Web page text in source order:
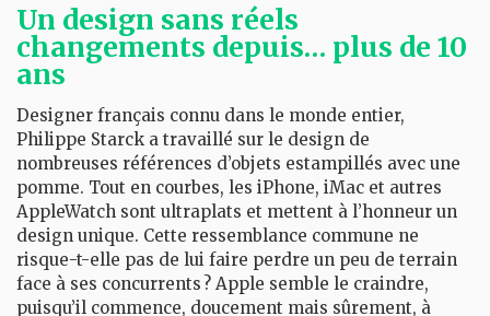
Un design sans réels
changements depuis… plus de 10
ans
Designer français connu dans le monde entier,
Philippe Starck a travaillé sur le design de
nombreuses références d’objets estampillés avec une
pomme. Tout en courbes, les iPhone, iMac et autres
AppleWatch sont ultraplats et mettent à l’honneur un
design unique. Cette ressemblance commune ne
risque-t-elle pas de lui faire perdre un peu de terrain
face à ses concurrents ? Apple semble le craindre,
puisqu’il commence, doucement mais sûrement, à